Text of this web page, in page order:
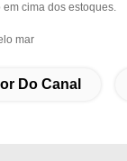
cima dos estoques.
mar
Do Canal